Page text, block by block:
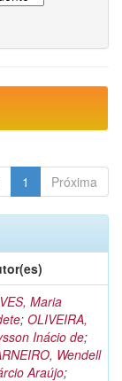
1 Próxima
Maria
; OLIVEIRA,
Inácio de;
Wendell
Araújo;